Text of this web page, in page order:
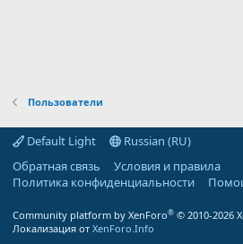
Пользователи
Default Light
Russian (RU)
Обратная связь
Условия и правила
Политика конфиденциальности
Community platform by XenForo® © 2010-2026
Локализация от XenForo.Info